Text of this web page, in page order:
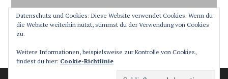
Datenschutz und Cookies: Diese Website verwendet Cookies. Wenn du
die Website weiterhin nutzt, stimmst du der Verwendung von Cookies
zu.
Weitere Informationen, beispielsweise zur Kontrolle von Cookies,
findest du hier: Cookie-Richtlinie